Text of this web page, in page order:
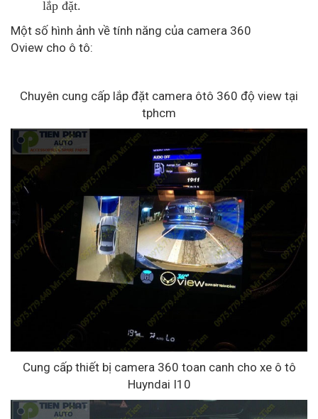
lắp đặt.
Một số hình ảnh về tính năng của camera 360
Oview cho ô tô:
Chuyên cung cấp lắp đặt camera ôtô 360 độ view tại
tphcm
Cung cấp thiết bị camera 360 toan canh cho xe ô tô
Huyndai I10